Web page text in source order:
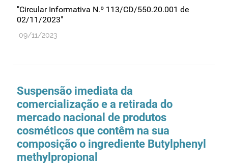
Ensaios clínicos
Entidades reguladoras
Exportação
Fabricantes
Fabrico
Farmacovigilância
Farmácias
"Circular Informativa N.º 113/CD/550.20.001 de
02/11/2023"
09/11/2023
Suspensão imediata da
comercialização e a retirada do
mercado nacional de produtos
cosméticos que contêm na sua
composição o ingrediente Butylphenyl
methylpropional